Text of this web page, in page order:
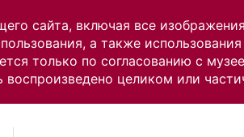
сайта, включая все
а также
только по согласованию с
целиком или